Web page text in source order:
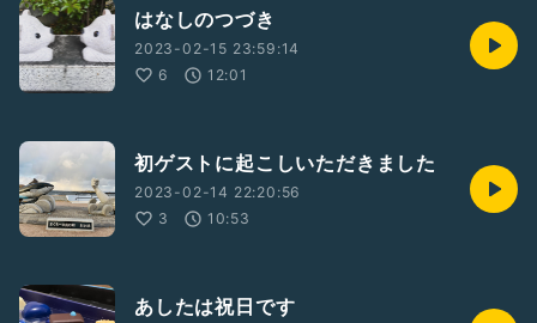
はなしのつづき
2023-02-15 23:59:14
6
12:01
初ゲストに起こしいただきました
2023-02-14 22:20:56
3
10:53
あしたは祝日です